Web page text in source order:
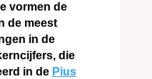
vormen de
de meest
in de
die
in de Pius